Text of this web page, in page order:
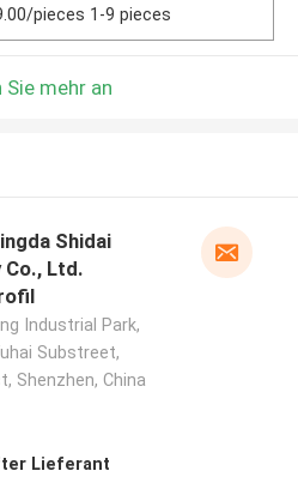
pieces 1-9 pieces
Sie mehr an
Shidai
Co., Ltd.
Industrial Park,
Substreet,
Shenzhen, China
Lieferant